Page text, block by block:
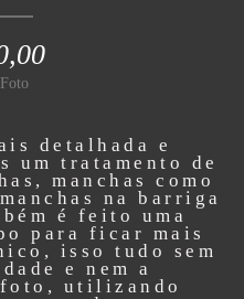
detalhada e
um tratamento de
manchas como
na barriga
é feito uma
para ficar mais
isso tudo sem
e nem a
utilizando